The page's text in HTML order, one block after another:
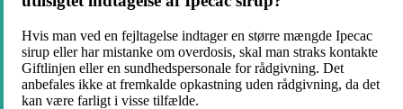
Hvis man ved en fejltagelse indtager en større mængde Ipecac
sirup eller har mistanke om overdosis, skal man straks kontakte
Giftlinjen eller en sundhedspersonale for rådgivning. Det
anbefales ikke at fremkalde opkastning uden rådgivning, da det
kan være farligt i visse tilfælde.